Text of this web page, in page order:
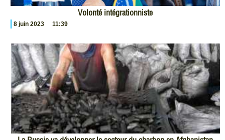
Volonté intégrationniste
8 juin 2023 11:39